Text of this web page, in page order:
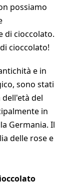
possiamo
di cioccolato.
cioccolato!
e in
sono stati
del
in
Germania. Il
delle rose e